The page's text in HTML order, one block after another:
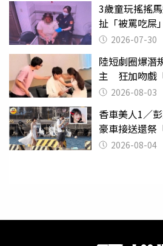
3歲童玩搖搖
扯「被罵吃屎
監 2026-07-30
陸短劇圈爆潛
主 狂加吻戲
潰 2026-08-03
香車美人1／
豪車接送還祭
2026-08-04